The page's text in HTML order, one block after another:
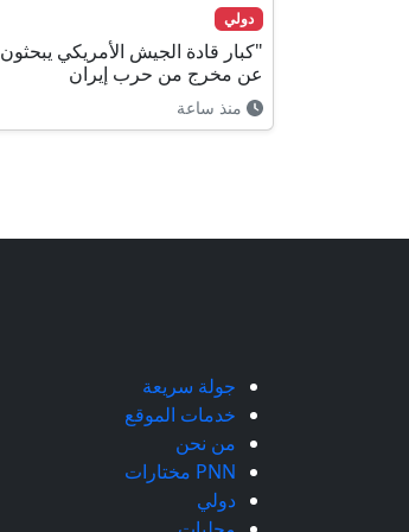
دولي
"كبار قادة الجيش الأمريكي يبحثون
عن مخرج من حرب إيران
منذ ساعة
جولة سريعة
خدمات الموقع
من نحن
PNN مختارات
دولي